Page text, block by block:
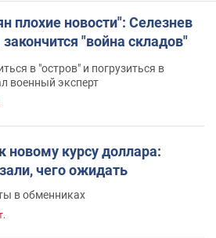
плохие новости": Селезнев
"война складов"
в "остров" и погрузиться в
военный эксперт
новому курсу доллара:
чего ожидать
в обменниках